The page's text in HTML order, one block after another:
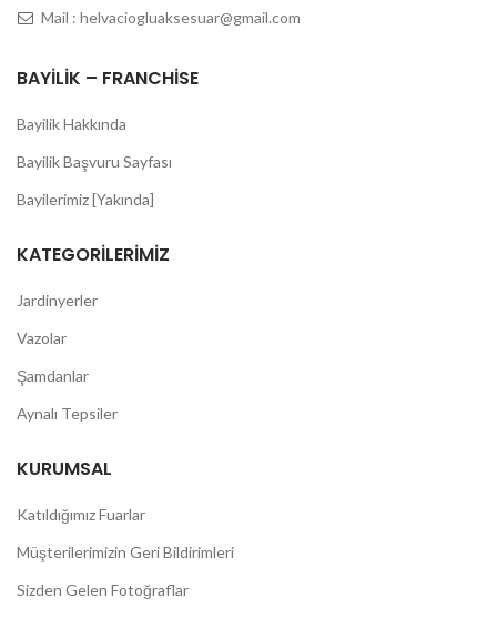
Mail : helvaciogluaksesuar@gmail.com
BAYILIK – FRANCHISE
Bayilik Hakkında
Bayilik Başvuru Sayfası
Bayilerimiz [Yakında]
KATEGORILERIMIZ
Jardinyerler
Vazolar
Şamdanlar
Aynalı Tepsiler
KURUMSAL
Katıldığımız Fuarlar
Müşterilerimizin Geri Bildirimleri
Sizden Gelen Fotoğraflar